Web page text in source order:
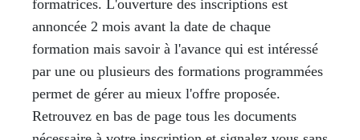
NVO
Thématiques
formatrices. L'ouverture des inscriptions est
annoncée 2 mois avant la date de chaque
formation mais savoir à l'avance qui est intéressé
par une ou plusieurs des formations programmées
permet de gérer au mieux l'offre proposée.
Retrouvez en bas de page tous les documents